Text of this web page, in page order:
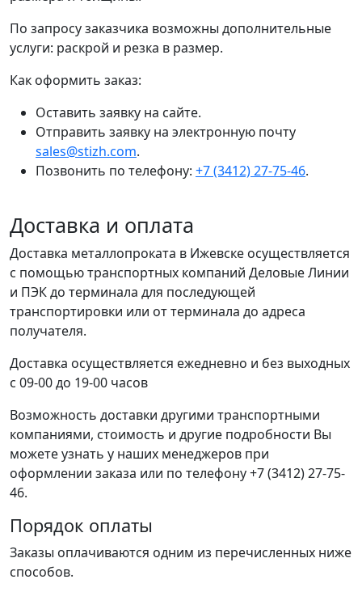
По запросу заказчика возможны дополнительные
услуги: раскрой и резка в размер.
Как оформить заказ:
Оставить заявку на сайте.
Отправить заявку на электронную почту
sales@stizh.com.
Позвонить по телефону: +7 (3412) 27-75-46.
Доставка и оплата
Доставка металлопроката в Ижевске осуществляется
с помощью транспортных компаний Деловые Линии
и ПЭК до терминала для последующей
транспортировки или от терминала до адреса
получателя.
Доставка осуществляется ежедневно и без выходных
с 09-00 до 19-00 часов
Возможность доставки другими транспортными
компаниями, стоимость и другие подробности Вы
можете узнать у наших менеджеров при
оформлении заказа или по телефону +7 (3412) 27-75-
46.
Порядок оплаты
Заказы оплачиваются одним из перечисленных ниже
способов.